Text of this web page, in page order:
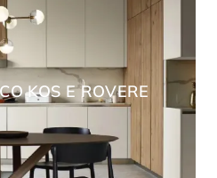
KOS E ROVERE